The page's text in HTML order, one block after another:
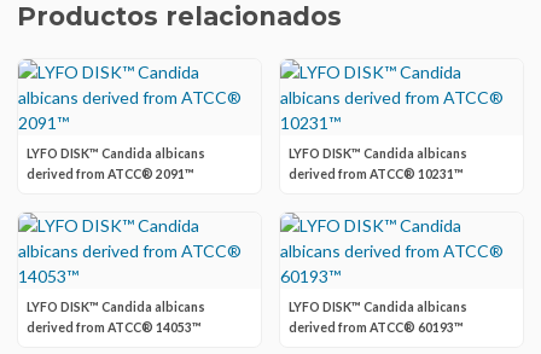
Productos relacionados
LYFO DISK™ Candida albicans
derived from ATCC® 2091™
LYFO DISK™ Candida albicans
derived from ATCC® 10231™
LYFO DISK™ Candida albicans
derived from ATCC® 14053™
LYFO DISK™ Candida albicans
derived from ATCC® 60193™